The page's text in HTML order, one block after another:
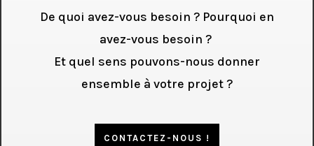
De quoi avez-vous besoin ? Pourquoi en
avez-vous besoin ?
Et quel sens pouvons-nous donner
ensemble à votre projet ?
CONTACTEZ-NOUS !